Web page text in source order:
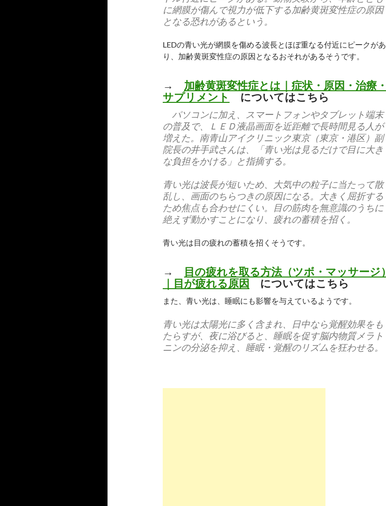
に網膜が傷んで視力が低下する加齢黄斑変性症の原因
となる恐れがあるという。
LEDの青い光が網膜を傷める波長とほぼ重なる付近にピークがあ
り、加齢黄斑変性症の原因となるおそれがあるそうです。
→ 加齢黄斑変性症とは｜症状・原因・治療・
サプリメント
についてはこちら
パソコンに加え、スマートフォンやタブレット端末
の普及で、ＬＥＤ液晶画面を近距離で長時間見る人が
増えた。南青山アイクリニック東京（東京・港区）副
院長の井手武さんは、「青い光は見るだけで目に大き
な負担をかける」と指摘する。
青い光は波長が短いため、大気中の粒子に当たって散
乱し、画面のちらつきの原因になる。大きく屈折する
ため焦点も合わせにくい。目の筋肉を無意識のうちに
絶えず動かすことになり、疲れの蓄積を招く。
青い光は目の疲れの蓄積を招くそうです。
→
目の疲れを取る方法（ツボ・マッサージ）
｜目が疲れる原因
についてはこちら
また、青い光は、睡眠にも影響を与えているようです。
青い光は太陽光に多く含まれ、日中なら覚醒効果をも
たらすが、夜に浴びると、睡眠を促す脳内物質メラト
ニンの分泌を抑え、睡眠・覚醒のリズムを狂わせる。